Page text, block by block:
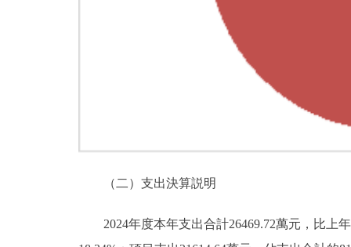
（二）支出決算説明
2024年度本年支出合計26469.72萬元，比上